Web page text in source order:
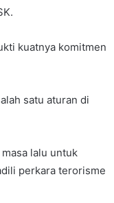
kuatnya komitmen
satu aturan di
lalu untuk
perkara terorisme